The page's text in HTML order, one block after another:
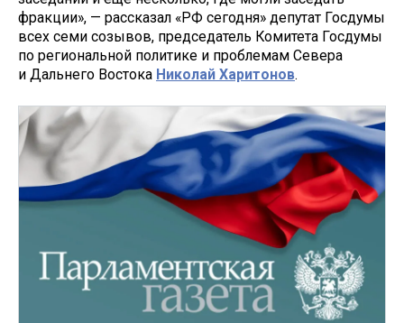
фракции», — рассказал «РФ сегодня» депутат Госдумы
всех семи созывов, председатель Комитета Госдумы
по региональной политике и проблемам Севера
и Дальнего Востока Николай Харитонов.